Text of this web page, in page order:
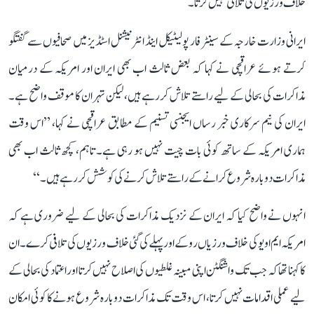
ایرانی وزارت خارجہ کے سینٹر فار پولیٹیکل اینڈ انٹرنیشنل اسٹڈیز میں صحافیوں سے گفتگو
کرتے ہوئے عراقچی نے کہا کہ بعض ثالث اب بھی ایران اور امریکہ کے درمیان
مذاکرات کی بحالی کے لیے راستے تلاش کر رہے ہیں، لیکن تہران کا موقف واضح ہے۔
ایران کی نیم سرکاری خبر رساں ایجنسی تسنیم کے مطابق عراقچی نے کہا، ’’اس وقت
ہماری امریکہ کے ساتھ کوئی بات چیت نہیں ہو رہی ہے۔ تاہم، کچھ ثالث اب بھی
مذاکرات دوبارہ شروع کرانے کے راستے تلاش کرنے کی کوشش کر رہے ہیں۔‘‘
انہوں نے واضح کیا کہ ایران کے نزدیک مذاکرات کی بحالی کے لیے ضروری ہے کہ
امریکہ ایم او یو کی خلاف ورزیاں روکے اور پہلے کی گئی خلاف ورزیوں کی تلافی کرے۔ ان
کا کہنا تھا کہ جب تک واشنگٹن اپنی مبینہ غلطیوں کی اصلاح نہیں کرتا اور اعتماد کی بحالی کے
لیے عملی اقدامات نہیں کرتا، اس وقت تک مذاکرات دوبارہ شروع ہونے کا کوئی امکان